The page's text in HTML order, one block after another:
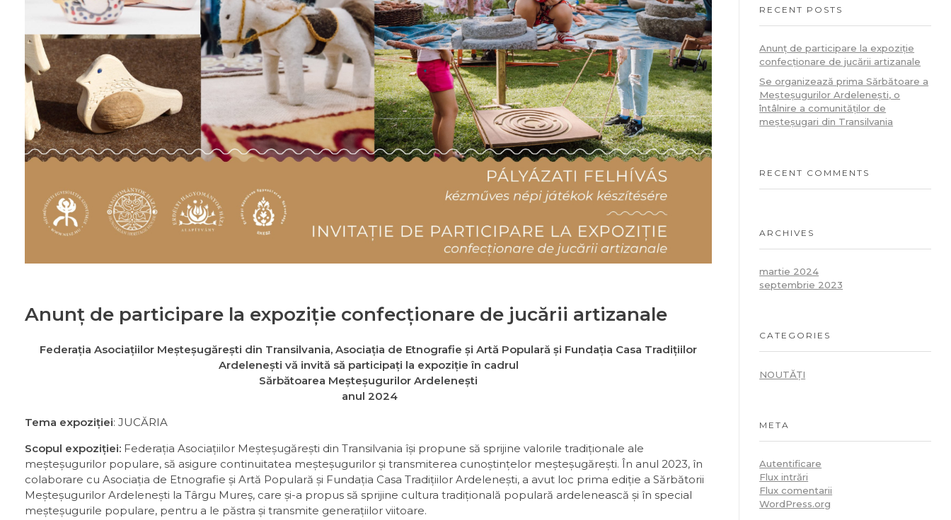
Anunț de participare la expoziție confecționare de jucării artizanale
Federația Asociațiilor Meșteșugărești din Transilvania, Asociația de Etnografie și Artă Populară și Fundația Casa Tradițiilor
Ardelenești vă invită să participați la expoziție în cadrul
Sărbătoarea Meșteșugurilor Ardelenești
anul 2024
Tema expoziției: JUCĂRIA
Scopul expoziției: Federația Asociațiilor Meșteșugărești din Transilvania își propune să sprijine valorile tradiționale ale
meșteșugurilor populare, să asigure continuitatea meșteșugurilor și transmiterea cunoștințelor meșteșugărești. În anul 2023, în
colaborare cu Asociația de Etnografie și Artă Populară și Fundația Casa Tradițiilor Ardelenești, a avut loc prima ediție a Sărbătorii
Meșteșugurilor Ardelenești la Târgu Mureș, care și-a propus să sprijine cultura tradițională populară ardelenească și în special
meșteșugurile populare, pentru a le păstra și transmite generațiilor viitoare.
RECENT POSTS
Anunț de participare la expoziție
confecționare de jucării artizanale
Se organizează prima Sărbătoare a
Meșteșugurilor Ardelenești, o
întâlnire a comunităților de
meșteșugari din Transilvania
RECENT COMMENTS
ARCHIVES
martie 2024
septembrie 2023
CATEGORIES
NOUTĂȚI
META
Autentificare
Flux intrări
Flux comentarii
WordPress.org